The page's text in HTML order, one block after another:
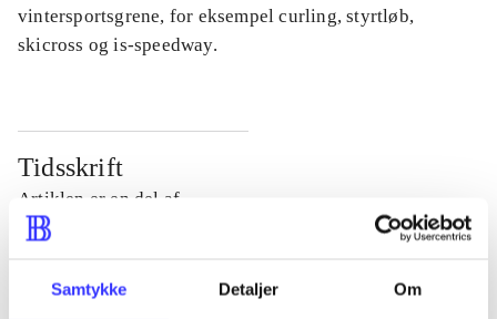
Samtykke Detaljer Om
vintersportsgrene, for eksempel curling, styrtløb,
skicross og is-speedway.
Tidsskrift
Artiklen er en del af
Tidsskrift